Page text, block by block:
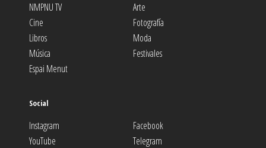
NMPNU TV
Arte
Cine
Fotografía
Libros
Moda
Música
Festivales
Espai Menut
Social
Instagram
Facebook
YouTube
Telegram